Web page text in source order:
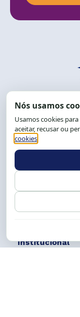
Tel.: (71)
Siga
Institucional